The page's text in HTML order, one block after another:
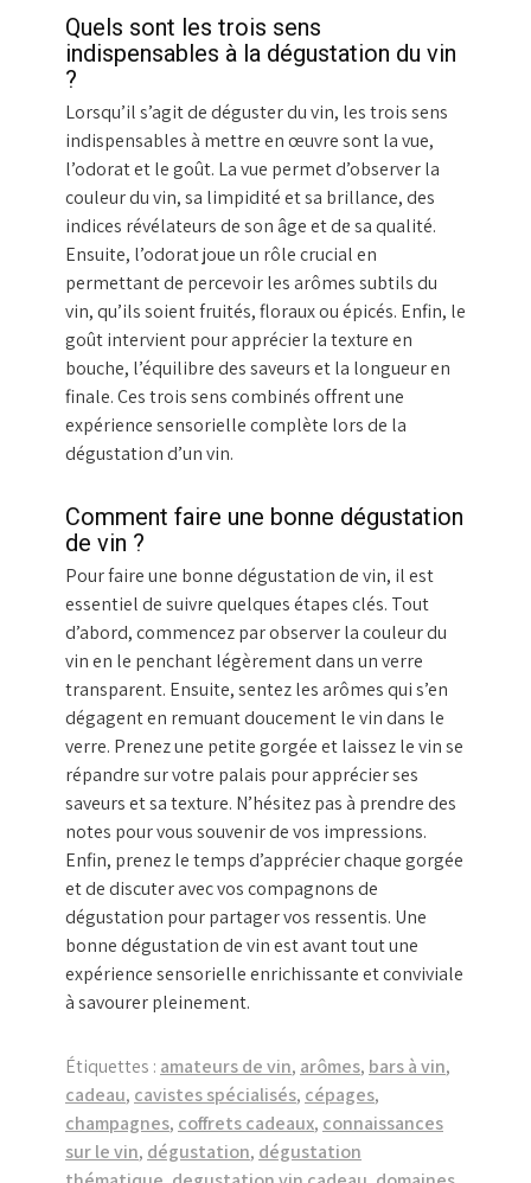
Quels sont les trois sens
indispensables à la dégustation du vin
?
Lorsqu’il s’agit de déguster du vin, les trois sens
indispensables à mettre en œuvre sont la vue,
l’odorat et le goût. La vue permet d’observer la
couleur du vin, sa limpidité et sa brillance, des
indices révélateurs de son âge et de sa qualité.
Ensuite, l’odorat joue un rôle crucial en
permettant de percevoir les arômes subtils du
vin, qu’ils soient fruités, floraux ou épicés. Enfin, le
goût intervient pour apprécier la texture en
bouche, l’équilibre des saveurs et la longueur en
finale. Ces trois sens combinés offrent une
expérience sensorielle complète lors de la
dégustation d’un vin.
Comment faire une bonne dégustation
de vin ?
Pour faire une bonne dégustation de vin, il est
essentiel de suivre quelques étapes clés. Tout
d’abord, commencez par observer la couleur du
vin en le penchant légèrement dans un verre
transparent. Ensuite, sentez les arômes qui s’en
dégagent en remuant doucement le vin dans le
verre. Prenez une petite gorgée et laissez le vin se
répandre sur votre palais pour apprécier ses
saveurs et sa texture. N’hésitez pas à prendre des
notes pour vous souvenir de vos impressions.
Enfin, prenez le temps d’apprécier chaque gorgée
et de discuter avec vos compagnons de
dégustation pour partager vos ressentis. Une
bonne dégustation de vin est avant tout une
expérience sensorielle enrichissante et conviviale
à savourer pleinement.
Étiquettes : amateurs de vin, arômes, bars à vin,
cadeau, cavistes spécialisés, cépages,
champagnes, coffrets cadeaux, connaissances
sur le vin, dégustation, dégustation